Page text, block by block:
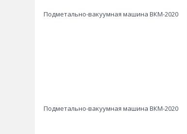
Подметально-вакуумная машина ВКМ-2020
Подметально-вакуумная машина ВКМ-2020